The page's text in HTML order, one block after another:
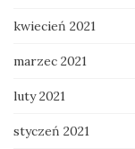
kwiecień 2021
marzec 2021
luty 2021
styczeń 2021